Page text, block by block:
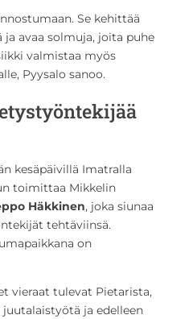
Se kehittää
ja avaa solmuja, joita puhe
valmistaa myös
Pyysalo sanoo.
kesäpäivillä Imatralla
toimittaa Mikkelin
Häkkinen, joka siunaa
tehtäviinsä.
on
vieraat tulevat Pietarista,
ja edelleen